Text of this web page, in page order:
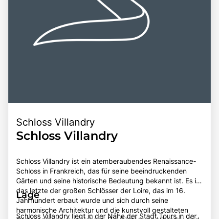
Schloss Villandry
Schloss Villandry
Schloss Villandry ist ein atemberaubendes Renaissance-
Schloss in Frankreich, das für seine beeindruckenden
Gärten und seine historische Bedeutung bekannt ist. Es ist
das letzte der großen Schlösser der Loire, das im 16.
Jahrhundert erbaut wurde und sich durch seine
harmonische Architektur und die kunstvoll gestalteten
Lage
Schloss Villandry liegt in der Nähe der Stadt Tours in der